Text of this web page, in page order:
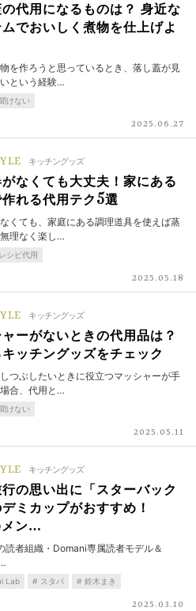
代用になるものは？ 身近な
でおいしく煮物を仕上げよ
を作ろうと思っているとき、落し蓋が見
という経験…
けない
2025.06.27
キッチングッズ
なくても大丈夫！家にある
作れる代用テク5選
くても、家庭にある調理道具を使えば蒸
理なく楽し…
シピ代用
2025.05.18
キッチングッズ
ーがないときの代用品は？
ッチングッズをチェック
つぶしたいときに役立つマッシャーが手
合、代用と…
けない
2025.05.11
キッチングッズ
の思い出に「スターバック
ミカップがおすすめ！
メン…
読者組織・Domani専属読者モデル＆
Lab スタバ 鈴木まき
2025.03.10